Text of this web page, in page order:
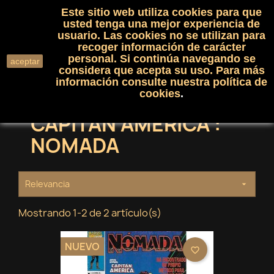
shopping_cart(0)

search
CAPITAN AMERICA :
NOMADA
Relevancia 
Mostrando 1-2 de 2 artículo(s)
NUEVO favorite_border
aceptar
Este sitio web utiliza cookies para que
usted tenga una mejor experiencia de
usuario. Las cookies no se utilizan para
recoger información de carácter
personal. Si continúa navegando se
considera que acepta su uso. Para más
información consulte nuestra política de
cookies.